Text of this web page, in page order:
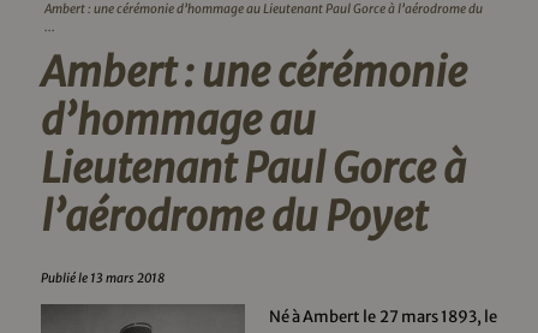
Ambert : une cérémonie d’hommage au Lieutenant Paul Gorce à l’aérodrome du
...
Ambert : une cérémonie
d’hommage au
Lieutenant Paul Gorce à
l’aérodrome du Poyet
Publié le 13 mars 2018
Né à Ambert le 27 mars 1893, le